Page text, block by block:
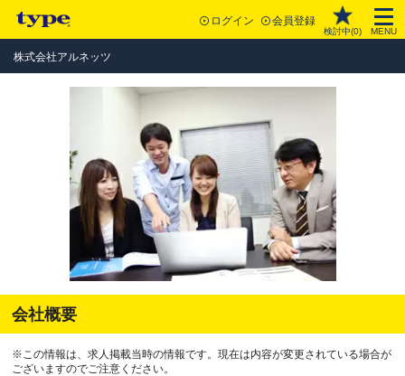
ログイン 会員登録
検討中(0) MENU
株式会社アルネッツ
会社概要
※この情報は、求人掲載当時の情報です。現在は内容が変更されている場合が
ございますのでご注意ください。